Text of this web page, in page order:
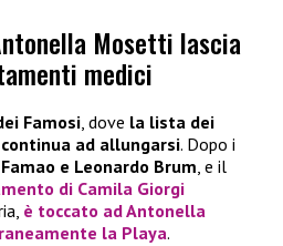
Mosetti lascia
medici
Famosi, dove la lista dei
ad allungarsi. Dopo i
e Leonardo Brum, e il
di Camila Giorgi
è toccato ad Antonella
la Playa.